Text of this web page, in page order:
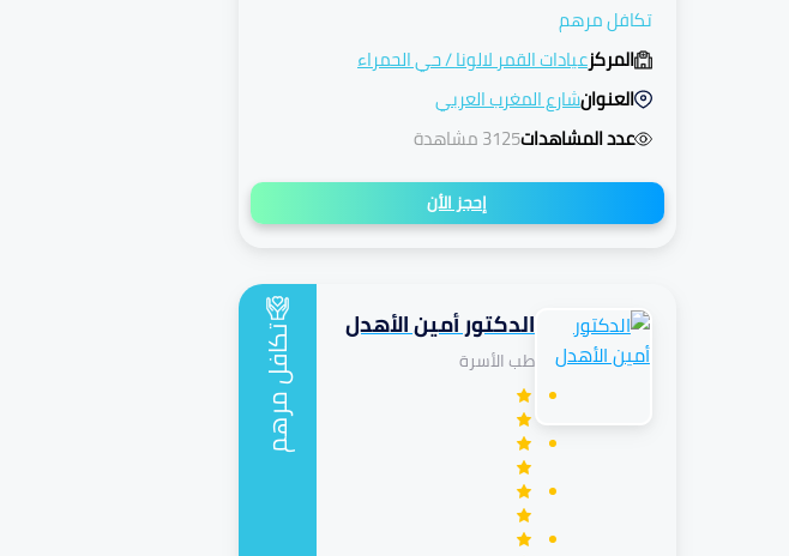
تكافل مرهم
المركزعيادات القمر لالونا/حي الحمراء
العنوانشارع المغرب العربي
عدد المشاهدات3125 مشاهدة
إحجز الأن
الدكتور أمين الأهدل
طب الأسرة
تكافل
مرهم